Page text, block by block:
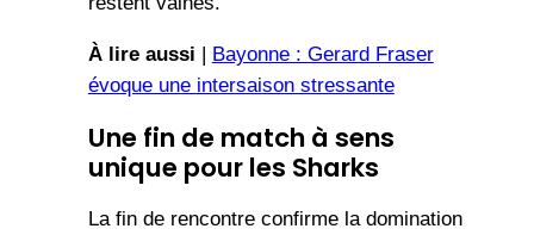
À lire aussi
Bayonne : Gerard Fraser
évoque une intersaison stressante
Une fin de match à sens
unique pour les Sharks
La fin de rencontre confirme la domination